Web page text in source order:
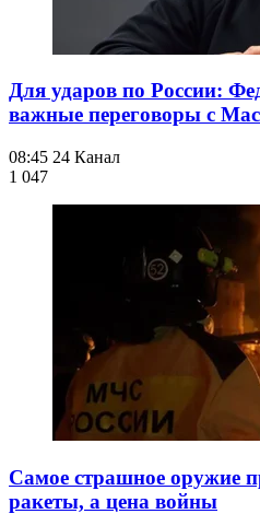
Для ударов по России:
важные переговоры с
08:45 24 Канал
1 047
Самое страшное оружие
ракеты, а цена войны